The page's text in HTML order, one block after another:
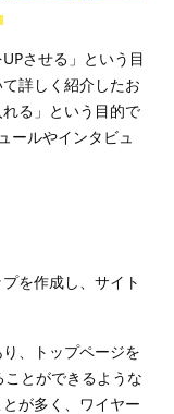
させる」という目
詳しく紹介したお
る」という目的で
ールやインタビュ
を作成し、サイト
、トップページを
とができるような
が多く、ワイヤー